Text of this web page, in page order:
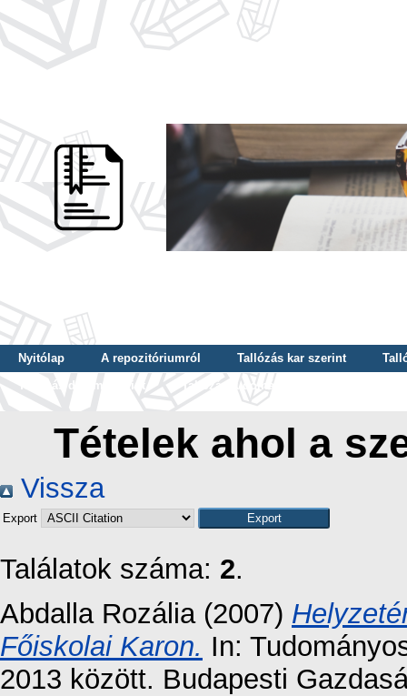
Nyitólap A repozitóriumról Tallózás kar szerint
Tallózás dátum szerint
Tallózás tudományterület szerint
Tételek ahol a
Vissza
Export
Találatok száma: 2.
Abdalla Rozália(2007)
Főiskolai Karon. In:
2013 között. Budapesti